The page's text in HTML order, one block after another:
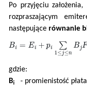
Po przyjęciu
rozpraszającym
następujące równanie
Bi +p ∑ nBj −j
gdzie:
Bi
- promienistość